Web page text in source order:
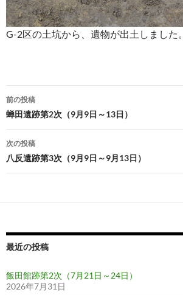
G-2区の土坑から、遺物が出土しました。
投
稿
ナ
ビ
ゲ
ー
ョ
前の投稿
蝉田遺跡第2次（9月9日～13日）
次の投稿
八反遺跡第3次（9月9日～9月13日）
最近の投稿
飯田館跡第2次（7月21日～24日）
2026年7月31日